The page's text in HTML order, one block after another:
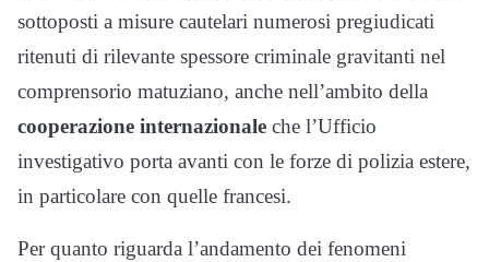
sottoposti a misure cautelari numerosi pregiudicati
ritenuti di rilevante spessore criminale gravitanti nel
comprensorio matuziano, anche nell’ambito della
cooperazione internazionale che l’Ufficio
investigativo porta avanti con le forze di polizia estere,
in particolare con quelle francesi.
Per quanto riguarda l’andamento dei fenomeni